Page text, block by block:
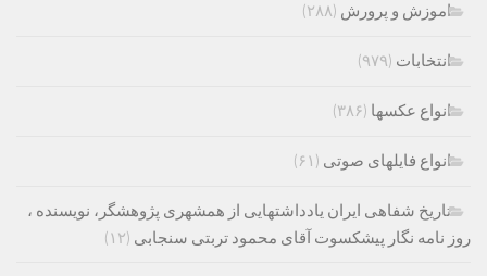
اموزش و پرورش (۲۸۸)
انتخابات (۹۷۹)
انواع عکسها (۳۸۶)
انواع فایلهای صوتی (۶۱)
تاریخ شفاهی ایران یادداشتهایی از همشهری پژوهشگر، نویسنده ،
روز نامه نگار پیشکسوت آقای محمود تربتی سنجابی (۱۲)